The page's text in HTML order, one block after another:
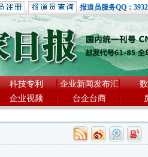
报道员服务QQ：
科技专利 企业新闻发布汇
企业视频 台企台商